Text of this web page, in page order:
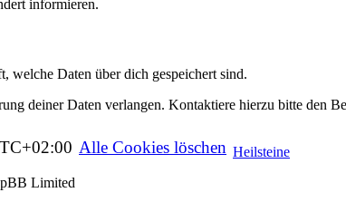
informieren.
welche Daten über dich gespeichert sind.
deiner Daten verlangen. Kontaktiere hierzu bitte den
Alle Cookies löschen Heilsteine
Limited